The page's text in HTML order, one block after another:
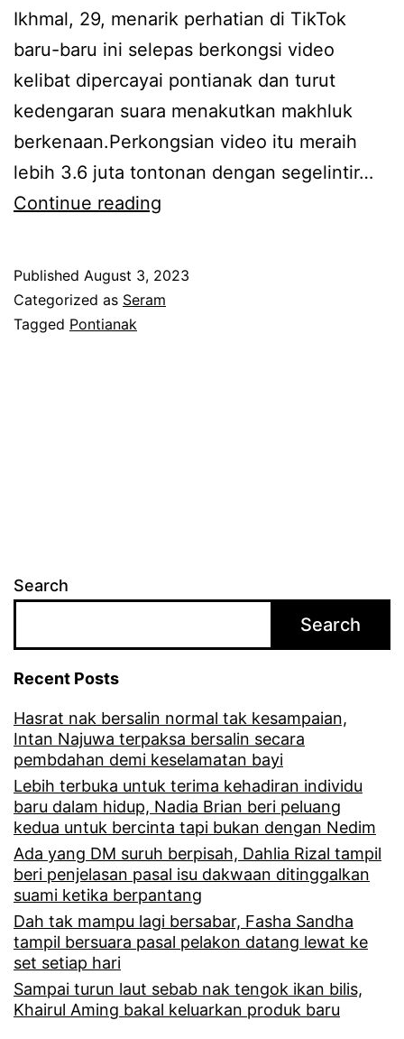
Ikhmal, 29, menarik perhatian di TikTok
baru-baru ini selepas berkongsi video
kelibat dipercayai pontianak dan turut
kedengaran suara menakutkan makhluk
berkenaan.Perkongsian video itu meraih
lebih 3.6 juta tontonan dengan segelintir…
Continue reading
a
i
m
e
m
a
p
a
r
k
n
Published August 3, 2023
Categorized as Seram
Tagged Pontianak
Search
Search
Recent Posts
Hasrat nak bersalin normal tak kesampaian,
Intan Najuwa terpaksa bersalin secara
pembdahan demi keselamatan bayi
Lebih terbuka untuk terima kehadiran individu
baru dalam hidup, Nadia Brian beri peluang
kedua untuk bercinta tapi bukan dengan Nedim
Ada yang DM suruh berpisah, Dahlia Rizal tampil
beri penjelasan pasal isu dakwaan ditinggalkan
suami ketika berpantang
Dah tak mampu lagi bersabar, Fasha Sandha
tampil bersuara pasal pelakon datang lewat ke
set setiap hari
Sampai turun laut sebab nak tengok ikan bilis,
Khairul Aming bakal keluarkan produk baru